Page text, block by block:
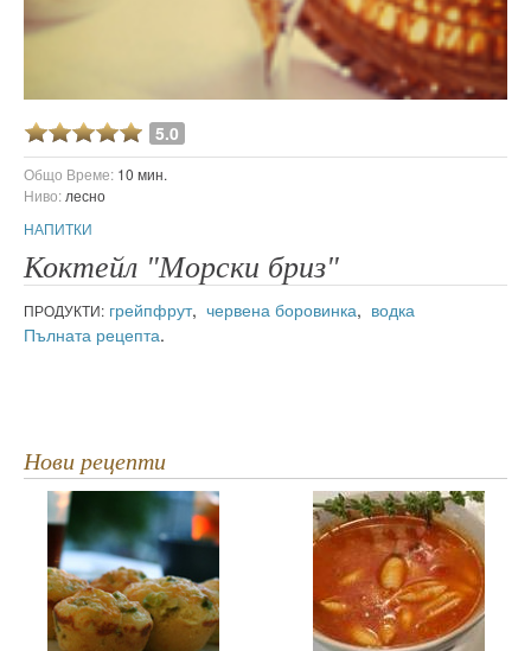
5.0
Общо Време: 10 мин.
Ниво: лесно
НАПИТКИ
Коктейл "Морски бриз"
ПРОДУКТИ: грейпфрут, червена боровинка, водка
Пълната рецепта.
Нови рецепти